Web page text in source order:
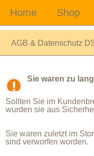
AGB & Datenschutz
Sie waren zu
Sollten Sie im
wurden sie aus
Sie waren zuletzt im
sind verworfen worden.